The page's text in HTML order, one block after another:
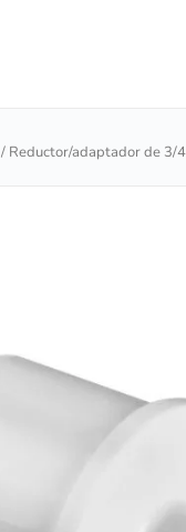
/ Reductor/adaptador de 3/